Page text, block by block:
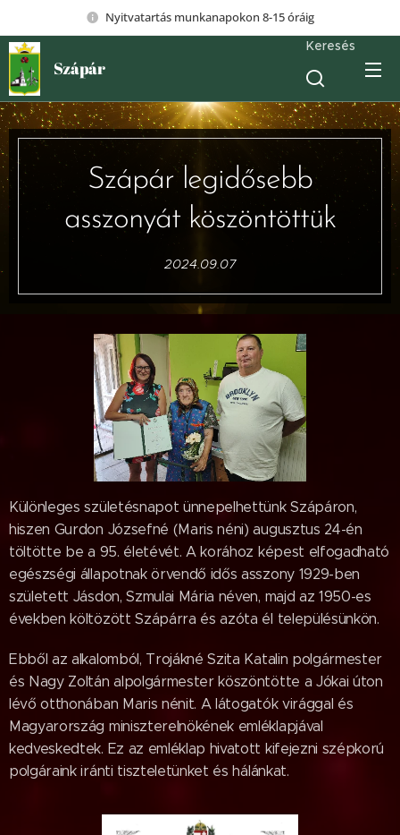
Nyitvatartás munkanapokon 8-15 óráig
Szápár
Keresés
Szápár legidősebb
asszonyát köszöntöttük
2024.09.07
Különleges születésnapot ünnepelhettünk Szápáron,
hiszen Gurdon Józsefné (Maris néni) augusztus 24-én
töltötte be a 95. életévét. A korához képest elfogadható
egészségi állapotnak örvendő idős asszony 1929-ben
született Jásdon, Szmulai Mária néven, majd az 1950-es
években költözött Szápárra és azóta él településünkön.
Ebből az alkalomból, Trojákné Szita Katalin polgármester
és Nagy Zoltán alpolgármester köszöntötte a Jókai úton
lévő otthonában Maris nénit. A látogatók virággal és
Magyarország miniszterelnökének emléklapjával
kedveskedtek. Ez az emléklap hivatott kifejezni szépkorú
polgáraink iránti tiszteletünket és hálánkat.